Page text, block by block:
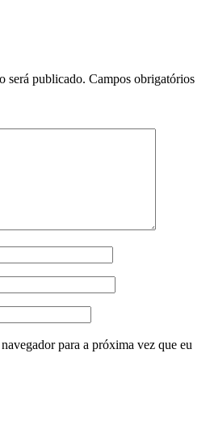
será publicado. Campos obrigatórios
para a próxima vez que eu